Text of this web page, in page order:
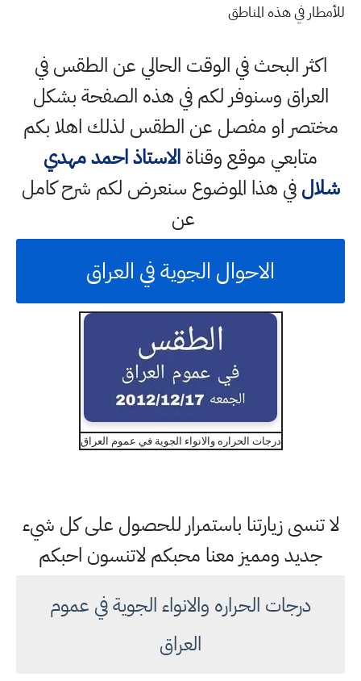
للأمطار في هذه المناطق
اكثر البحث في الوقت الحالي عن الطقس في
العراق وسنوفر لكم في هذه الصفحة بشكل
مختصر او مفصل عن الطقس لذلك اهلا بكم
متابعي موقع وقناةالاستاذ احمد مهدي
شلالفي هذا الموضوع سنعرض لكم شرح كامل
عن
الاحوال الجوية في العراق
درجات الحراره والانواء الجوية في عموم العراق
لا تنسى زيارتنا باستمرار للحصول على كل شيء
جديد ومميز معنا محبكم لاتنسون احبكم
درجات الحراره والانواء الجوية في عموم
العراق